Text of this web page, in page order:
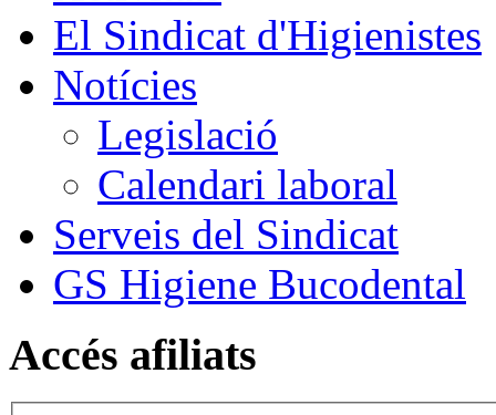
El Sindicat d'Higienistes
Notícies
Legislació
Calendari laboral
Serveis del Sindicat
GS Higiene Bucodental
Accés afiliats